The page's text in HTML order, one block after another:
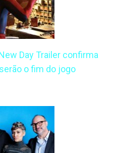
Day Trailer confirma
o fim do jogo